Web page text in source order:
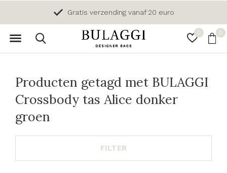
0 0
Gratis verzending vanaf 20 euro
Producten getagd met BULAGGI
Crossbody tas Alice donker
groen
FILTER